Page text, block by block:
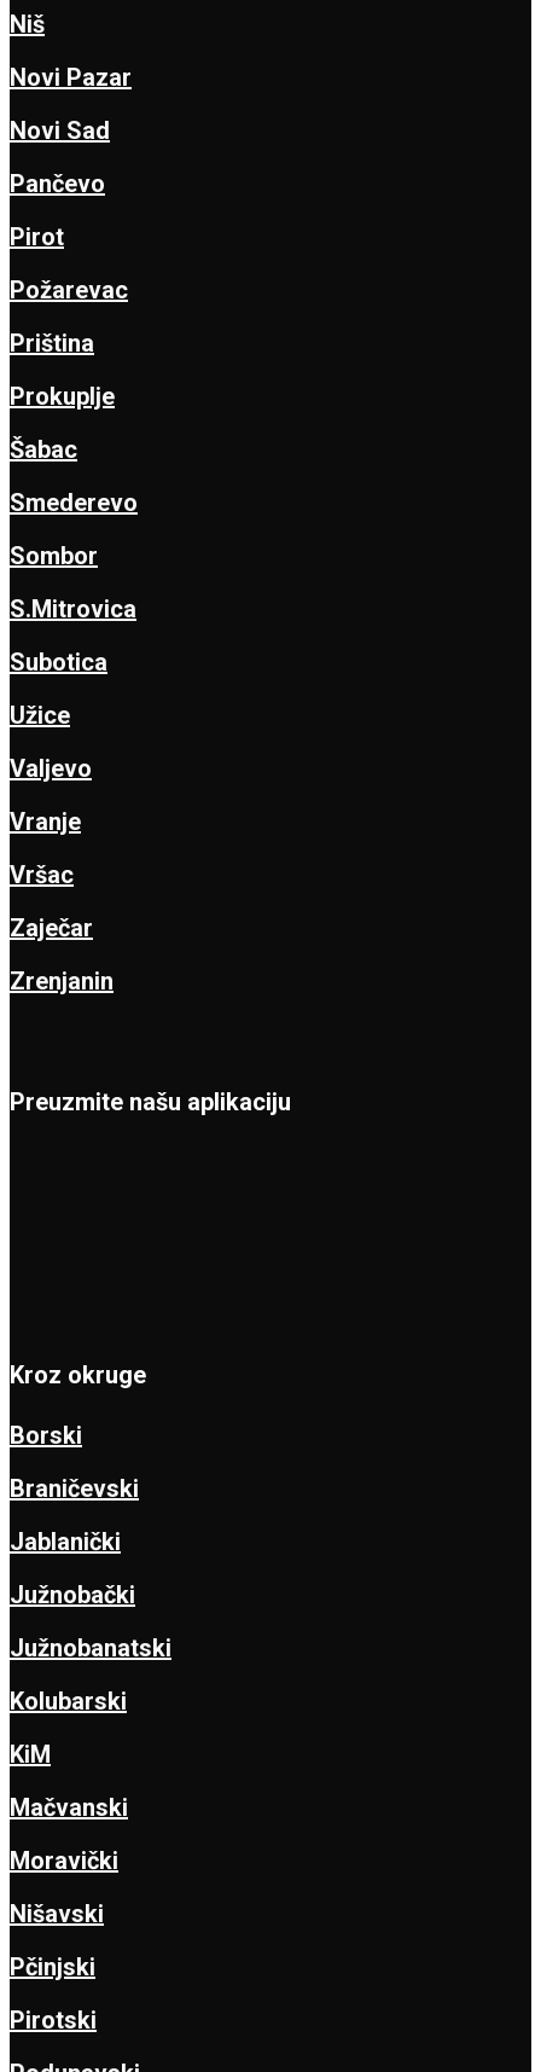
Niš
Novi Pazar
Novi Sad
Pančevo
Pirot
Požarevac
Priština
Prokuplje
Šabac
Smederevo
Sombor
S.Mitrovica
Subotica
Užice
Valjevo
Vranje
Vršac
Zaječar
Zrenjanin
Preuzmite našu aplikaciju
Kroz okruge
Borski
Braničevski
Jablanički
Južnobački
Južnobanatski
Kolubarski
KiM
Mačvanski
Moravički
Nišavski
Pčinjski
Pirotski